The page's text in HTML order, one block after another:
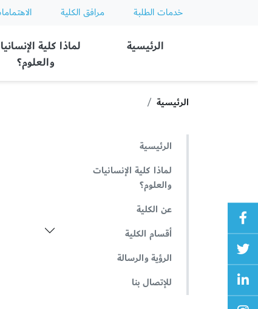
خدمات الطلبة مرافق الكلية
Ajman University
الرئيسية
لماذا كلية
والعلوم؟
الرئيسية
الرئيسية
لماذا كلية الإنسانيات
والعلوم؟
عن الكلية
أقسام الكلية
الرؤية والرسالة
للإتصال بنا